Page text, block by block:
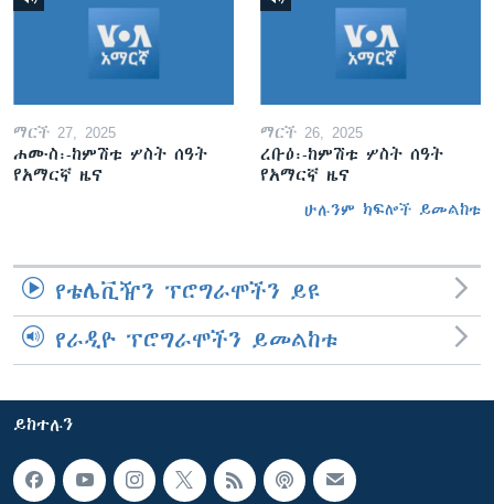
ማርች 27, 2025
ሐሙስ፡-ከምሽቱ ሦስት ሰዓት
የአማርኛ ዜና
ማርች 26, 2025
ረቡዕ፡-ከምሽቱ ሦስት ሰዓት
የአማርኛ ዜና
ሁሉንም ክፍሎች ይመልከቱ
የቴሌቪዥን ፕሮግራሞችን ይዩ
የራዲዮ ፕሮግራሞችን ይመልከቱ
ይከተሉን